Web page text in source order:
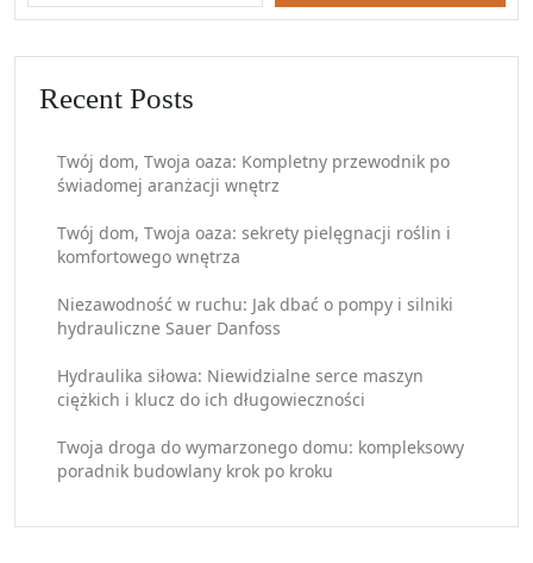
Recent Posts
Twój dom, Twoja oaza: Kompletny przewodnik po
świadomej aranżacji wnętrz
Twój dom, Twoja oaza: sekrety pielęgnacji roślin i
komfortowego wnętrza
Niezawodność w ruchu: Jak dbać o pompy i silniki
hydrauliczne Sauer Danfoss
Hydraulika siłowa: Niewidzialne serce maszyn
ciężkich i klucz do ich długowieczności
Twoja droga do wymarzonego domu: kompleksowy
poradnik budowlany krok po kroku